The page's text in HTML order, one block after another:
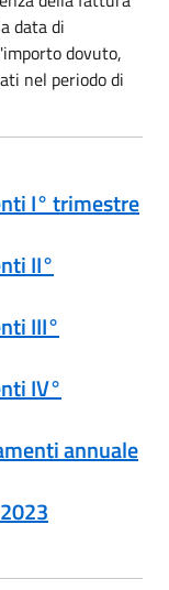
data di
dovuto,
nel periodo di
I° trimestre
II°
III°
IV°
annuale